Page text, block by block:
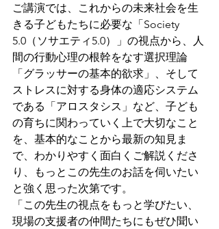
ご講演では、これからの未来社会を生
きる子どもたちに必要な「Society
5.0（ソサエティ5.0）」の視点から、人
間の行動心理の根幹をなす選択理論
「グラッサーの基本的欲求」、そして
ストレスに対する身体の適応システム
である「アロスタシス」など、子ども
の育ちに関わっていく上で大切なこと
を、基本的なことから最新の知見ま
で、わかりやすく面白くご解説くださ
り、もっとこの先生のお話を伺いたい
と強く思った次第です。
「この先生の視点をもっと学びたい、
現場の支援者の仲間たちにもぜひ聞い